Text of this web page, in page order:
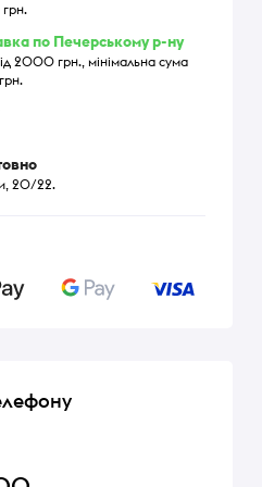
по Печерському р-ну
2000 грн., мінімальна сума
20/22.